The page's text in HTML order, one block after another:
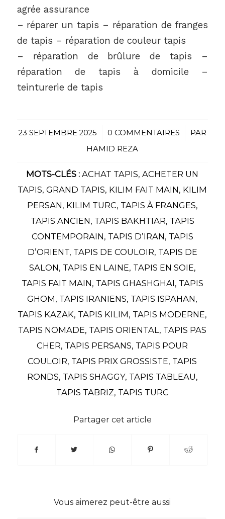
agrée assurance
– réparer un tapis – réparation de franges
de tapis – réparation de couleur tapis
– réparation de brûlure de tapis –
réparation de tapis à domicile –
teinturerie de tapis
23 SEPTEMBRE 2025
/ 0 COMMENTAIRES
/
PAR
HAMID REZA
MOTS-CLÉS : ACHAT TAPIS,ACHETER UN
TAPIS,GRAND TAPIS, KILIM FAIT MAIN, KILIM
PERSAN, KILIM TURC, TAPIS À FRANGES,
TAPIS ANCIEN, TAPIS BAKHTIAR, TAPIS
CONTEMPORAIN, TAPIS D’IRAN, TAPIS
D’ORIENT, TAPIS DE COULOIR, TAPIS DE
SALON, TAPIS EN LAINE, TAPIS EN SOIE,
TAPIS FAIT MAIN, TAPIS GHASHGHAI, TAPIS
GHOM, TAPIS IRANIENS, TAPIS ISPAHAN,
TAPIS KAZAK, TAPIS KILIM, TAPIS MODERNE,
TAPIS NOMADE, TAPIS ORIENTAL , TAPIS PAS
CHER, TAPIS PERSANS, TAPIS POUR
COULOIR, TAPIS PRIX GROSSISTE, TAPIS
RONDS, TAPIS SHAGGY, TAPIS TABLEAU,
TAPIS TABRIZ, TAPIS TURC
Partager cet article
Vous aimerez peut-être aussi